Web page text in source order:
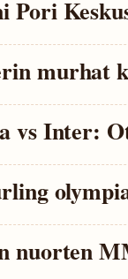
Pori
murhat
vs Inter:
nuorten